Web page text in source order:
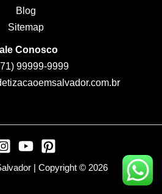
Blog
Sitemap
Conosco
99999-9999
| Copyright © 2026